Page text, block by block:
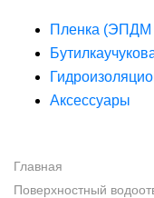
Пленка
Аксессуары
Главная
Поверхностный